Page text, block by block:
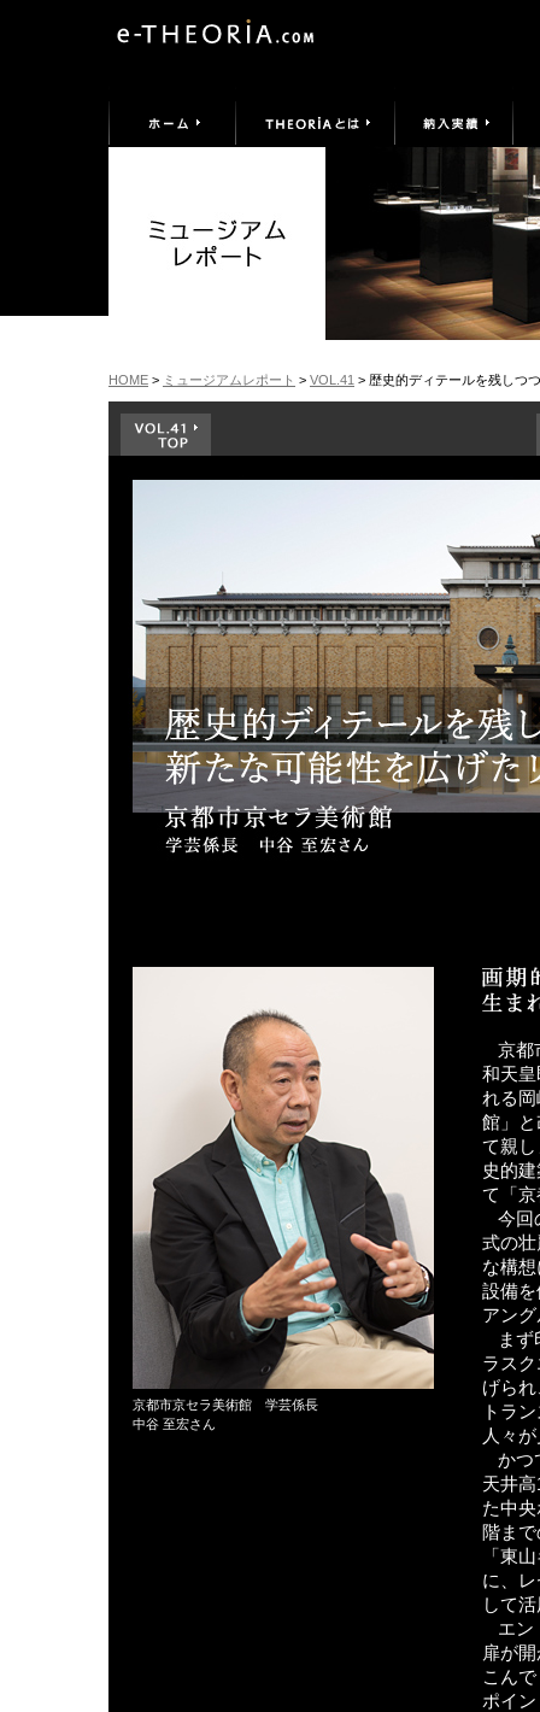
HOME > ミュージアムレポート > VOL.41 > 歴史的ディテールを残しつ
京都
和天
れる
館」
て親
史的
て「
今回
式の
な構
設備
アン
ま
ラス
げら
トラ
人々
かつ
天井
た中
階ま
「東
に、
して
エン
扉が
こん
ポイ
京都市京セラ美術館 学芸係長
中谷 至宏さん